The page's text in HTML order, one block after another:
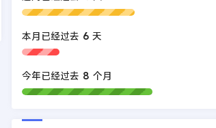
本月已经过去 6 天
今年已经过去 8 个月